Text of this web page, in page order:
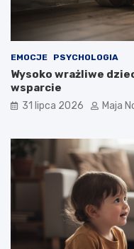
EMOCJE PSYCHOLOGIA
Wysoko wrażliwe
wsparcie
31 lipca 2026 Maja